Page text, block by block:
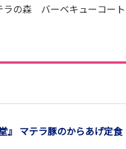
ラの森 バーベキューコート
』 マテラ豚のからあげ定